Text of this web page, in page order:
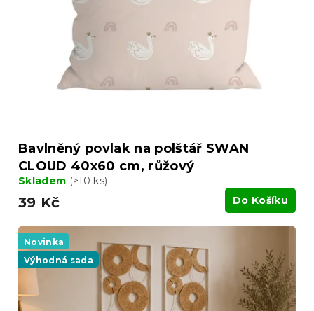
Bavlněný povlak na polštář SWAN
CLOUD 40x60 cm, růžový
Skladem (>10 ks)
39 Kč Do Košíku
Novinka
Výhodná sada